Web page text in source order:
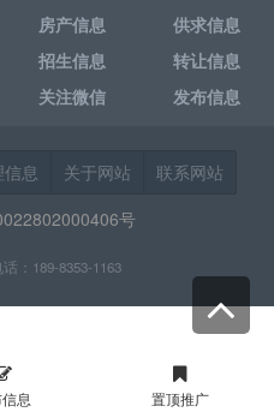
房产信息
供求信息
招生信息
转让信息
关注微信 发布信息
信息 关于网站
联系网站
号
：189-8353-1163
息 置顶推广